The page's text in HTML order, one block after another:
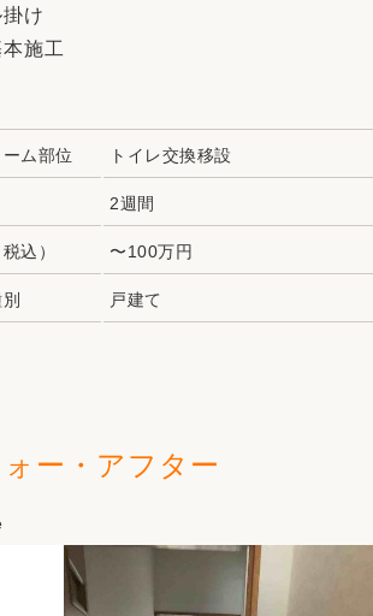
け
施工
ーム部位 トイレ交換移設
2週間
込） 〜100万円
戸建て
ォー・アフター